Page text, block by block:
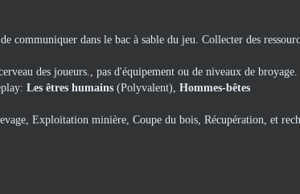
communiquer dans le bac à sable du jeu. Collecter des
des joueurs., pas d'équipement ou de niveaux de broyage.
Les êtres humains (Polyvalent), Hommes-bêtes
Exploitation minière, Coupe du bois, Récupération, et